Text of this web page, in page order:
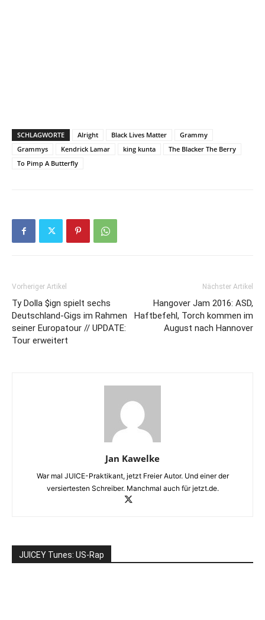
SCHLAGWORTE Alright Black Lives Matter
Grammy
Grammys
Kendrick Lamar king kunta
The Blacker The Berry
To Pimp A Butterfly
Vorheriger Artikel
Ty Dolla $ign spielt sechs
Deutschland-Gigs im Rahmen
seiner Europatour // UPDATE:
Tour erweitert
Nächster Artikel
Hangover Jam 2016: ASD,
Haftbefehl, Torch kommen im
August nach Hannover
Jan Kawelke
War mal JUICE-Praktikant, jetzt Freier Autor. Und einer der
versiertesten Schreiber. Manchmal auch für jetzt.de.
JUICEY Tunes: US-Rap